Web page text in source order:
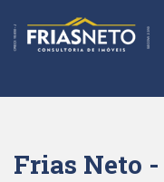
t
Frias Neto